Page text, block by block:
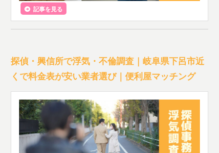
記事を見る
探偵・興信所で浮気・不倫調査｜岐阜県下呂市近
くで料金表が安い業者選び｜便利屋マッチング